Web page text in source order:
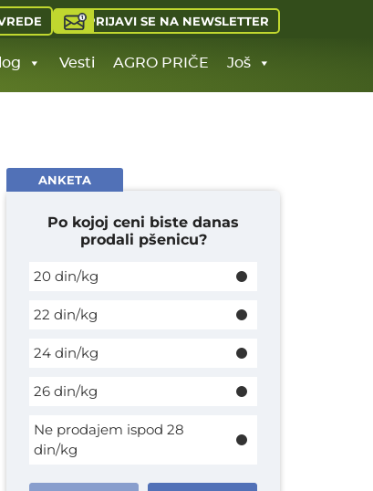
PRIJAVI SE NA NEWSLETTER
Vesti AGRO PRIČE Još
ANKETA
Po kojoj ceni biste danas
prodali pšenicu?
20 din/kg
22 din/kg
24 din/kg
26 din/kg
Ne prodajem ispod 28
din/kg